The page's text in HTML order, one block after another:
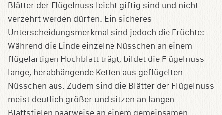
Blätter der Flügelnuss leicht giftig sind und nicht
verzehrt werden dürfen. Ein sicheres
Unterscheidungsmerkmal sind jedoch die Früchte:
Während die Linde einzelne Nüsschen an einem
flügelartigen Hochblatt trägt, bildet die Flügelnuss
lange, herabhängende Ketten aus geflügelten
Nüsschen aus. Zudem sind die Blätter der Flügelnuss
meist deutlich größer und sitzen an langen
Blattstielen paarweise an einem gemeinsamen